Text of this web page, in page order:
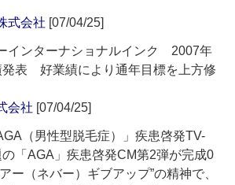
式会社 [07/04/25]
インターナショナルインク 2007年
発表 好業績により通年目標を上方修
会社 [07/04/25]
（男性型脱毛症）」疾患啓発TV-
「AGA」疾患啓発CM第2弾が完成0
ー（ネバー）ギブアップ”の精神で、